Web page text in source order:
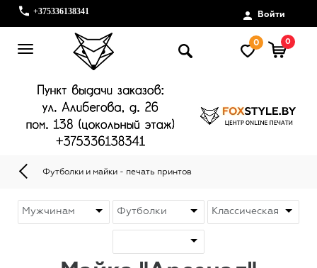
+375336138341 Войти
0 0
Футболки и майки - печать принтов